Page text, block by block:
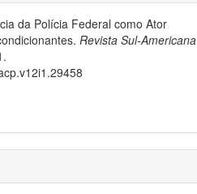
da Polícia Federal como Ator
Revista Sul-Americana